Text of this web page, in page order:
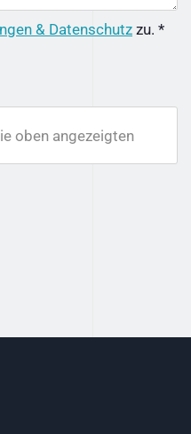
& Datenschutzzu. *
oben angezeigten